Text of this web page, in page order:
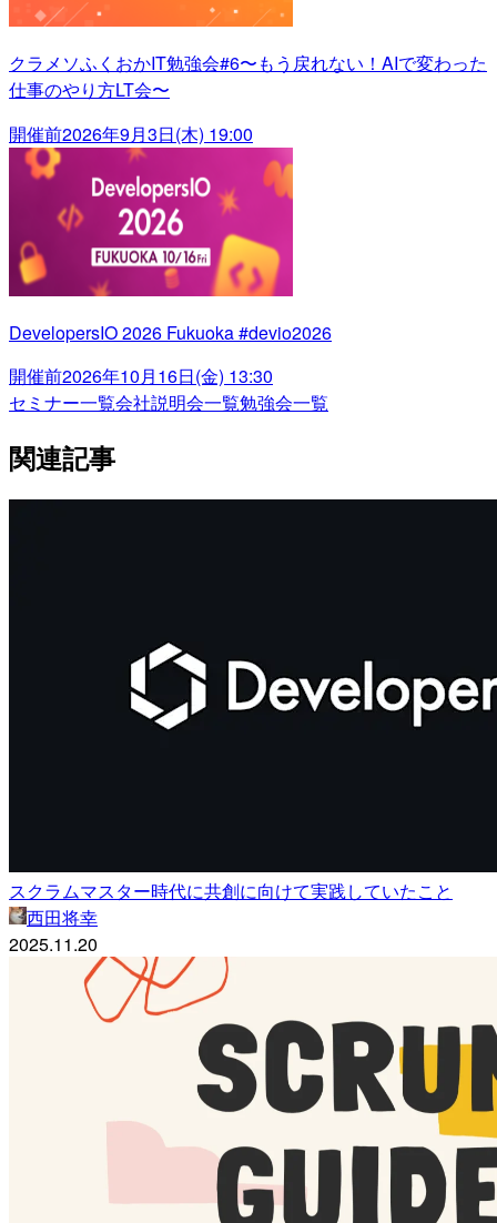
クラメソふくおかIT勉強会#6〜もう戻れない！AIで変わった
仕事のやり方LT会〜
開催前2026年9月3日(木) 19:00
DevelopersIO 2026 Fukuoka #devio2026
開催前2026年10月16日(金) 13:30
セミナー一覧会社説明会一覧勉強会一覧
関連記事
スクラムマスター時代に共創に向けて実践していたこと
西田将幸
2025.11.20